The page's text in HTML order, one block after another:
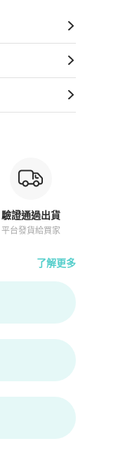
驗證通過出貨
平台發貨給買家
了解更多
紹